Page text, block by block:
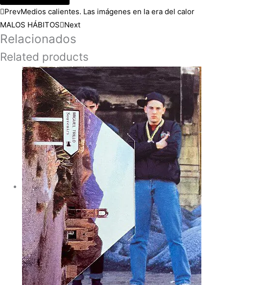
PrevMedios calientes. Las imágenes en la era del calor
MALOS HÁBITOS Next
Relacionados
Related products